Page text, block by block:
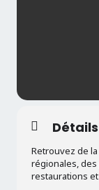
Retrouvez de
régionales,
restaurations